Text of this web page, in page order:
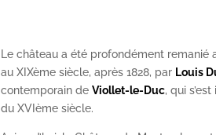
Le château a été profondément remanié
au XIXèmesiècle, après 1828, par Louis
contemporain de Viollet-le-Duc, qui s’est
du XVI èmesiècle.